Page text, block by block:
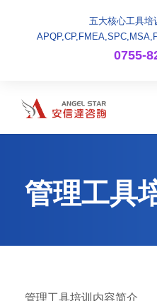
五大核心工具培
0755-
管理工具
管理工具培训内容简介